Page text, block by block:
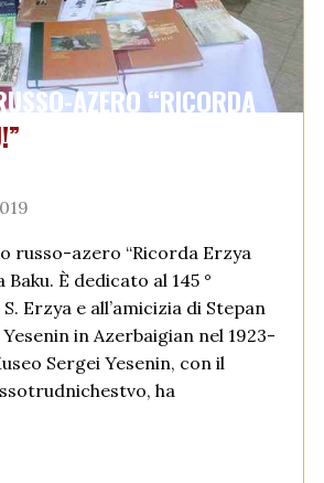
AZERO “RICORDA
russo-azero “Ricorda Erzya
Baku. È dedicato al 145 °
Erzya e all’amicizia di Stepan
in Azerbaigian nel 1923-
Sergei Yesenin, con il
ha